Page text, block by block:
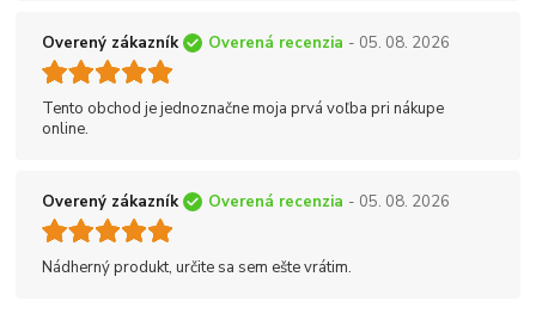
Overený zákazník Overená recenzia - 05. 08. 2026
Tento obchod je jednoznačne moja prvá voľba pri nákupe
online.
Overený zákazník Overená recenzia - 05. 08. 2026
Nádherný produkt, určite sa sem ešte vrátim.